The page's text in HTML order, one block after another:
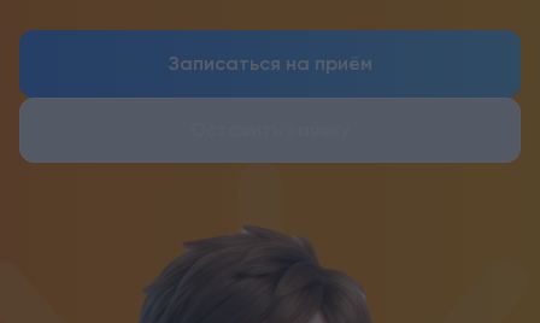
Записаться на приём